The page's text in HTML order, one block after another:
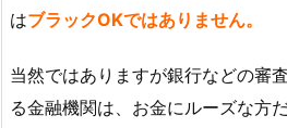
はブラックOKではありません。
当然ではありますが銀行などの審
る金融機関は、お金にルーズな方